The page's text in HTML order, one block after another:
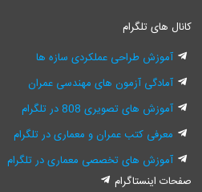
کانال های تلگرام
آموزش طراحی عملکردی سازه ها
آمادگی آزمون های مهندسی عمران
آموزش های تصویری 808 در تلگرام
معرفی کتب عمران و معماری در تلگرام
آموزش های تخصصی معماری در تلگرام
صفحات اینستاگرام